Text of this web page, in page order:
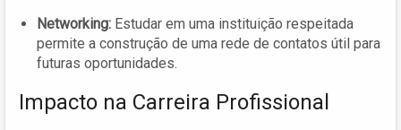
Networking: Estudar em uma instituição respeitada
permite a construção de uma rede de contatos útil para
futuras oportunidades.
Impacto na Carreira Profissional